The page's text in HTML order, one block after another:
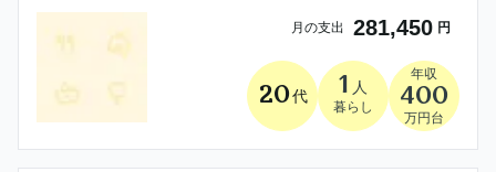
月の支出 281,450 円
20代 1 人
暮らし
年収
400
万円台